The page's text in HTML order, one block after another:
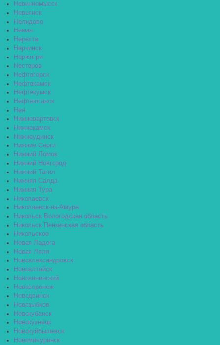
Невинномысск
Невьянск
Нелидово
Неман
Нерехта
Нерчинск
Нерюнгри
Нестеров
Нефтегорск
Нефтекамск
Нефтекумск
Нефтеюганск
Нея
Нижневартовск
Нижнекамск
Нижнеудинск
Нижние Серги
Нижний Ломов
Нижний Новгород
Нижний Тагил
Нижняя Салда
Нижняя Тура
Николаевск
Николаевск-на-Амуре
Никольск Вологодская область
Никольск Пензенская область
Никольское
Новая Ладога
Новая Ляля
Новоалександровск
Новоалтайск
Новоаннинский
Нововоронеж
Новодвинск
Новозыбков
Новокубанск
Новокузнецк
Новокуйбышевск
Новомичуринск